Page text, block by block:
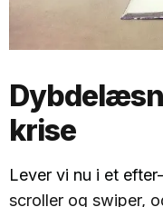
krise
Lever vi nu i et
scroller og swiper,